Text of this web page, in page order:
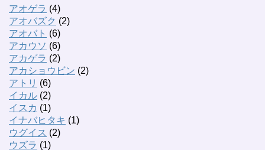
アオゲラ (4)
アオバズク (2)
アオバト (6)
アカウソ (6)
アカゲラ (2)
アカショウビン (2)
アトリ (6)
イカル (2)
イスカ (1)
イナバヒタキ (1)
ウグイス (2)
ウズラ (1)